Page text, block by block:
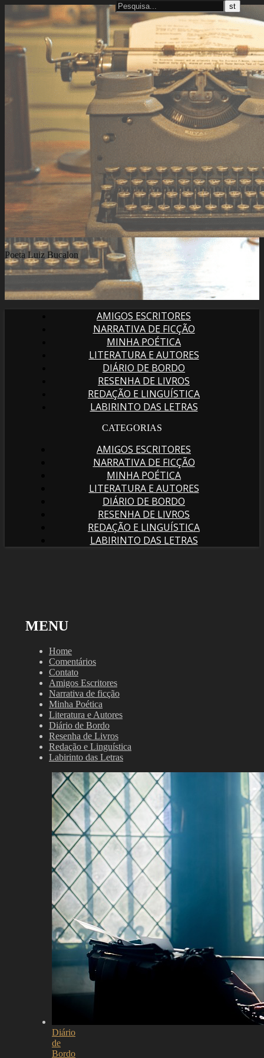
Poeta Luiz Bucalon
AMIGOS ESCRITORES
NARRATIVA DE FICÇÃO
MINHA POÉTICA
LITERATURA E AUTORES
DIÁRIO DE BORDO
RESENHA DE LIVROS
REDAÇÃO E LINGUÍSTICA
LABIRINTO DAS LETRAS
CATEGORIAS
AMIGOS ESCRITORES
NARRATIVA DE FICÇÃO
MINHA POÉTICA
LITERATURA E AUTORES
DIÁRIO DE BORDO
RESENHA DE LIVROS
REDAÇÃO E LINGUÍSTICA
LABIRINTO DAS LETRAS
MENU
Home
Comentários
Contato
Amigos Escritores
Narrativa de ficção
Minha Poética
Literatura e Autores
Diário de Bordo
Resenha de Livros
Redação e Linguística
Labirinto das Letras
Diário
de
Bordo